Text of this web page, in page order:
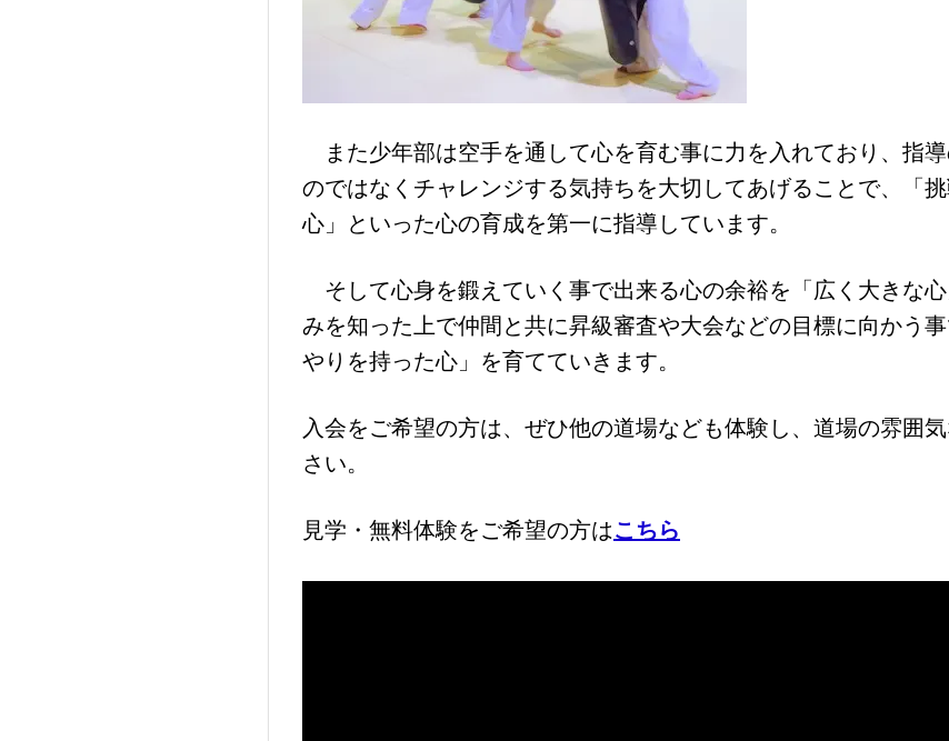
また少年部は空手を通して心を育む事に力を入れており、指
のではなくチャレンジする気持ちを大切してあげることで、「
心」といった心の育成を第一に指導しています。
そして心身を鍛えていく事で出来る心の余裕を「広く大きな
みを知った上で仲間と共に昇級審査や大会などの目標に向かう
やりを持った心」を育てていきます。
入会をご希望の方は、ぜひ他の道場なども体験し、道場の雰囲
さい。
見学・無料体験をご希望の方はこちら